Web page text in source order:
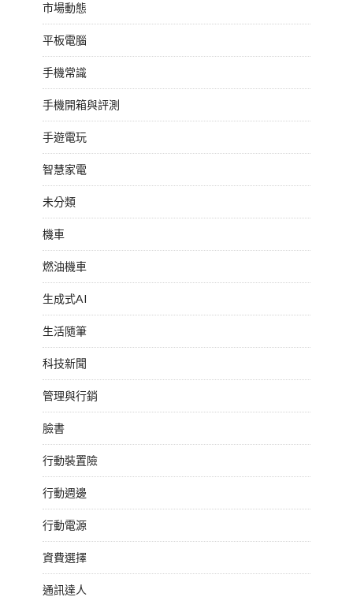
市場動態
平板電腦
手機常識
手機開箱與評測
手遊電玩
智慧家電
未分類
機車
燃油機車
生成式AI
生活隨筆
科技新聞
管理與行銷
臉書
行動裝置險
行動週邊
行動電源
資費選擇
通訊達人